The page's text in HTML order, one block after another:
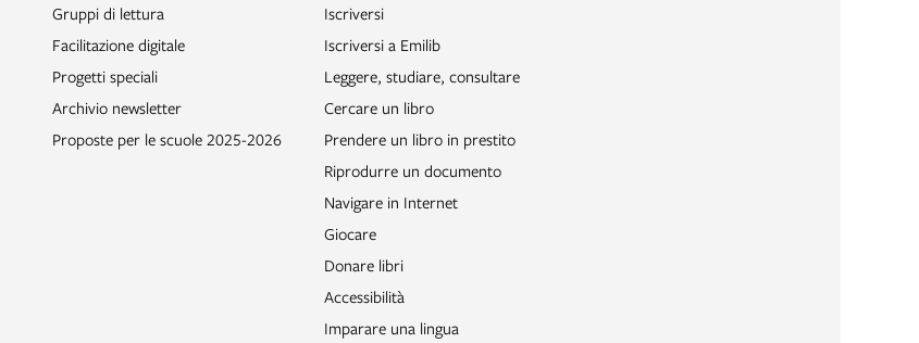
Gruppi di lettura
Facilitazione digitale
Progetti speciali
Archivio newsletter
Proposte per le scuole 2025-2026
Iscriversi
Iscriversi a Emilib
Leggere, studiare, consultare
Cercare un libro
Prendere un libro in prestito
Riprodurre un documento
Navigare in Internet
Giocare
Donare libri
Accessibilità
Imparare una lingua